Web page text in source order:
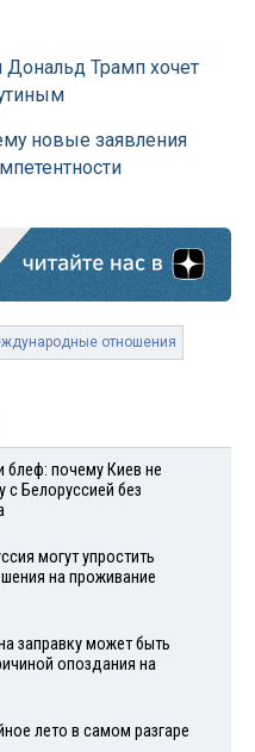
Дональд Трамп хочет
новые заявления
отношения
блеф: почему Киев не
с Белоруссией без
могут упростить
на проживание
заправку может быть
опоздания на
лето в самом разгаре